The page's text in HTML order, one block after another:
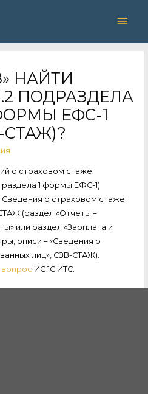
НАЙТИ
ПОДРАЗДЕЛА
ЕФС-1
о страховом стаже
раздела 1 формы ЕФС-1)
Сведения о страховом стаже
(раздел «Отчеты –
или раздел «Зарплата и
описи – «Сведения о
лиц», СЗВ-СТАЖ).
вопрос ИС 1С:ИТС.